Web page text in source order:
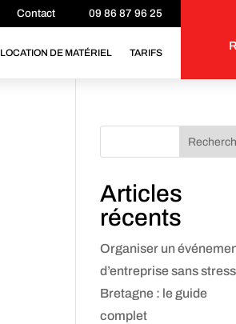
Contact 09 86 87 96 25
LOCATION DE MATÉRIEL TARIFS
Articles
récents
Organiser un
d’entreprise sans
Bretagne : le guide
complet